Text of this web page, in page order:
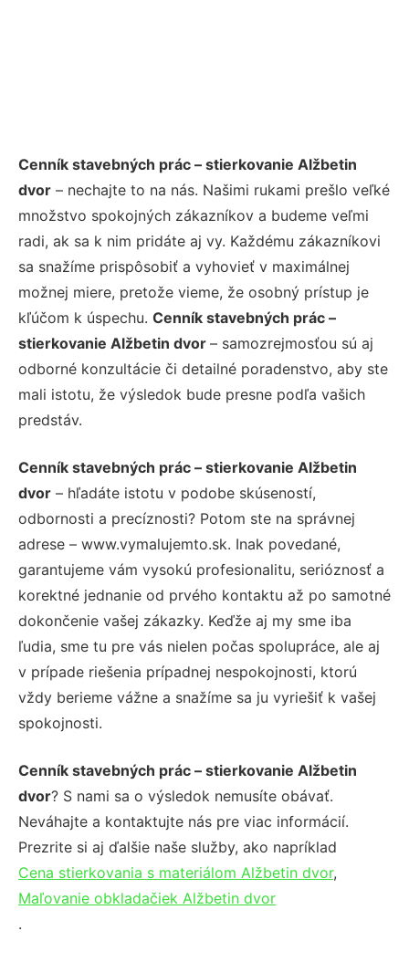
Cenník stavebných prác – stierkovanie Alžbetin
dvor – nechajte to na nás. Našimi rukami prešlo veľké
množstvo spokojných zákazníkov a budeme veľmi
radi, ak sa k nim pridáte aj vy. Každému zákazníkovi
sa snažíme prispôsobiť a vyhovieť v maximálnej
možnej miere, pretože vieme, že osobný prístup je
kľúčom k úspechu. Cenník stavebných prác –
stierkovanie Alžbetin dvor – samozrejmosťou sú aj
odborné konzultácie či detailné poradenstvo, aby ste
mali istotu, že výsledok bude presne podľa vašich
predstáv.
Cenník stavebných prác – stierkovanie Alžbetin
dvor – hľadáte istotu v podobe skúseností,
odbornosti a precíznosti? Potom ste na správnej
adrese – www.vymalujemto.sk. Inak povedané,
garantujeme vám vysokú profesionalitu, serióznosť a
korektné jednanie od prvého kontaktu až po samotné
dokončenie vašej zákazky. Keďže aj my sme iba
ľudia, sme tu pre vás nielen počas spolupráce, ale aj
v prípade riešenia prípadnej nespokojnosti, ktorú
vždy berieme vážne a snažíme sa ju vyriešiť k vašej
spokojnosti.
Cenník stavebných prác – stierkovanie Alžbetin
dvor? S nami sa o výsledok nemusíte obávať.
Neváhajte a kontaktujte nás pre viac informácií.
Prezrite si aj ďalšie naše služby, ako napríklad
Cena stierkovania s materiálom Alžbetin dvor,
Maľovanie obkladačiek Alžbetin dvor
.